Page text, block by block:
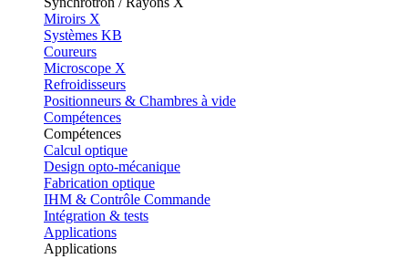
Miroirs X
Systèmes KB
Coureurs
Microscope X
Refroidisseurs
Positionneurs & Chambres à vide
Compétences
Compétences
Calcul optique
Design opto-mécanique
Fabrication optique
IHM & Contrôle Commande
Intégration & tests
Applications
Applications